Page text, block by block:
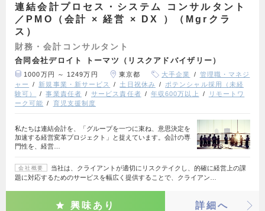
連結会計プロセス・システム コンサルタント
／PMO（会計 × 経営 × DX ）（Mgrクラ
ス）
財務・会計コンサルタント
合同会社デロイト トーマツ（リスクアドバイザリー）
1000万円 ～ 1249万円 東京都 大手企業
管理職・マネジ
ャー
新規事業・新サービス 土日祝休み
ポテンシャル採用（未経
験可）
事業責任者 サービス責任者 年収600万以上
リモートワ
ーク可能
育児支援制度
私たちは連結会計を、「グループを一つに束ね、意思決定を
加速する経営変革プロジェクト」と捉えています。会計の専
門性を、経営…
会社概要
当社は、クライアントが適切にリスクテイクし、的確に経営上の課
題に対応するためのサービスを幅広く提供することで、クライアン…
興味あり 詳細へ